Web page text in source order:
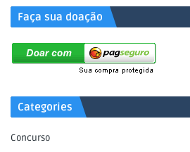
Faça sua doação
Categories
Concurso